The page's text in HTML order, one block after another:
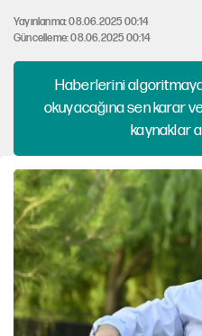
Yayınlanma: 08.06.2025 00:14
Güncelleme: 08.06.2025 00:14
Haberlerini algoritmaya
okuyacağına sen karar
kaynaklar